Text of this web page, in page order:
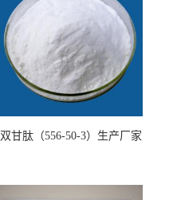
双甘肽（556-50-3）生产厂家